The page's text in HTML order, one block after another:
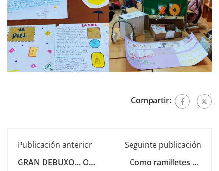
Compartir:
Publicación anterior
GRAN DEBUXO... O
Seguinte publicación
Como ramilletes de